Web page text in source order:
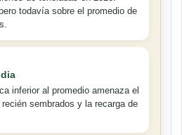
todavía sobre el promedio de
inferior al promedio amenaza el
sembrados y la recarga de